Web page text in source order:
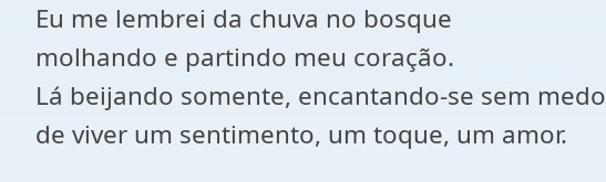
Eu me lembrei da chuva no bosque
molhando e partindo meu coração.
Lá beijando somente, encantando-se sem medo
de viver um sentimento, um toque, um amor.